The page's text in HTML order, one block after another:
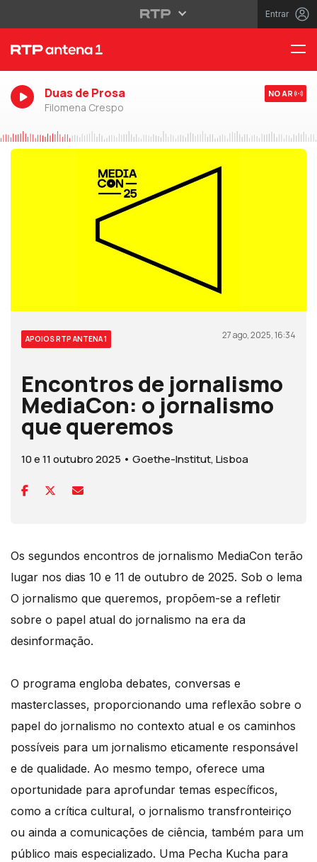
Entrar
Duas de Prosa
Filomena Crespo
NO AR
APOIOS RTP ANTENA 1 27 ago, 2025, 16:34
Encontros de jornalismo
MediaCon: o jornalismo
que queremos
10 e 11 outubro 2025 • Goethe-Institut, Lisboa
Os segundos encontros de jornalismo MediaCon terão
lugar nos dias 10 e 11 de outubro de 2025. Sob o lema
O jornalismo que queremos, propõem-se a refletir
sobre o papel atual do jornalismo na era da
desinformação.
O programa engloba debates, conversas e
masterclasses, proporcionando uma reflexão sobre o
papel do jornalismo no contexto atual e os caminhos
possíveis para um jornalismo eticamente responsável
e de qualidade. Ao mesmo tempo, oferece uma
oportunidade para aprofundar temas específicos,
como a crítica cultural, o jornalismo transfronteiriço
ou ainda a comunicações de ciência, também para um
público mais especializado. Uma Pecha Kucha para